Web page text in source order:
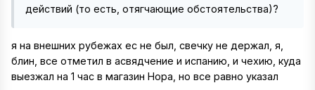
действий (то есть, отягчающие обстоятельства)?
я на внешних рубежах ес не был, свечку не держал, я,
блин, все отметил в асвядчение и испанию, и чехию, куда
выезжал на 1 час в магазин Нора, но все равно указал